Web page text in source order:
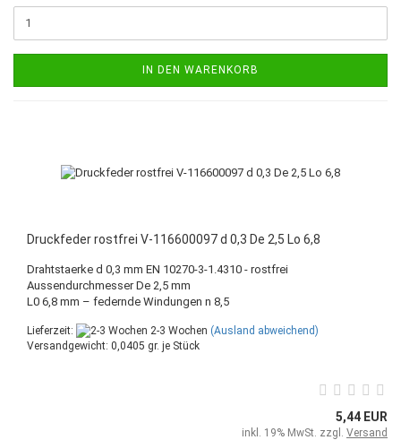
IN DEN WARENKORB
Druckfeder rostfrei V-116600097 d 0,3 De 2,5 Lo 6,8
Drahtstaerke d 0,3 mm EN 10270-3-1.4310 - rostfrei
Aussendurchmesser De 2,5 mm
L0 6,8 mm – federnde Windungen n 8,5
Lieferzeit: 2-3 Wochen (Ausland abweichend)
Versandgewicht: 0,0405 gr. je Stück
5,44 EUR
inkl. 19% MwSt. zzgl. Versand